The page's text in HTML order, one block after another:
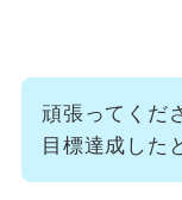
頑張ってくだ
目標達成した